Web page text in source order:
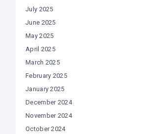
July 2025
June 2025
May 2025
April 2025
March 2025
February 2025
January 2025
December 2024
November 2024
October 2024